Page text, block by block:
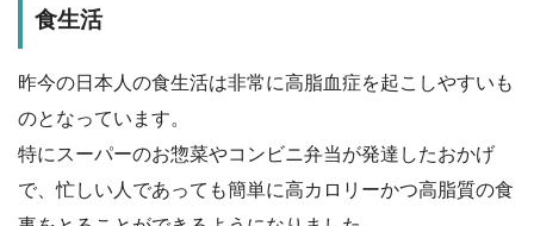
食生活
昨今の日本人の食生活は非常に高脂血症を起こしやすいも
のとなっています。
特にスーパーのお惣菜やコンビニ弁当が発達したおかげ
で、忙しい人であっても簡単に高カロリーかつ高脂質の食